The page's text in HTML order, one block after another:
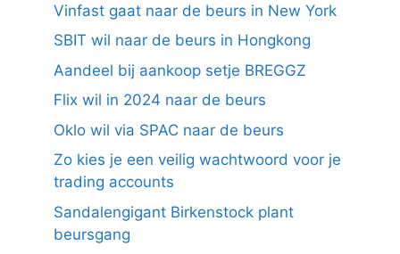
Vinfast gaat naar de beurs in New York
SBIT wil naar de beurs in Hongkong
Aandeel bij aankoop setje BREGGZ
Flix wil in 2024 naar de beurs
Oklo wil via SPAC naar de beurs
Zo kies je een veilig wachtwoord voor je
trading accounts
Sandalengigant Birkenstock plant
beursgang